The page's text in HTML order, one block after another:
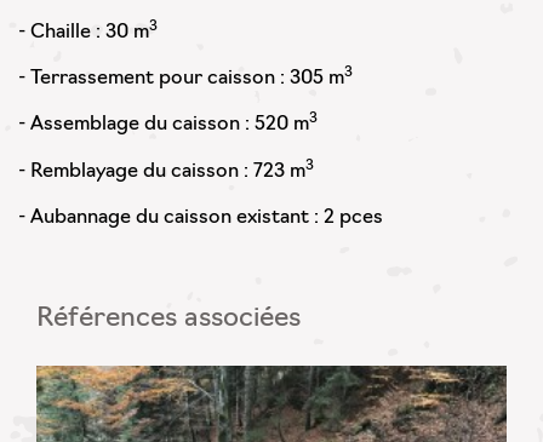
- Chaille : 30 m3
- Terrassement pour caisson : 305 m3
- Assemblage du caisson : 520 m3
- Remblayage du caisson : 723 m3
- Aubannage du caisson existant : 2 pces
Références associées